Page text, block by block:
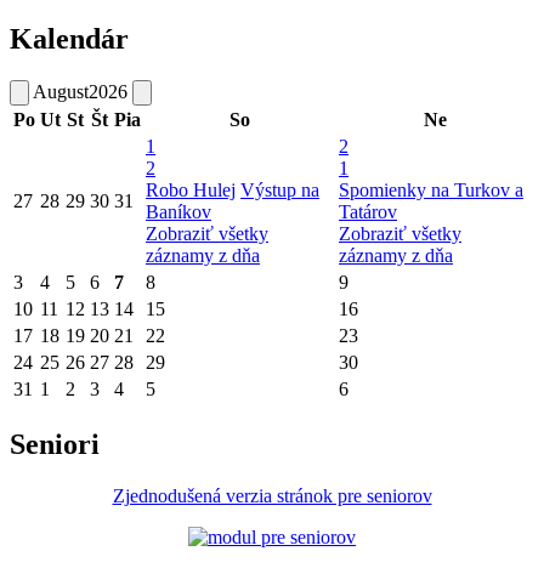
Kalendár
August2026
Po Ut St Št Pia So Ne
27 28 29 30 31
1
2
Robo Hulej Výstup na
Baníkov
Zobraziť všetky
záznamy z dňa
2
1
Spomienky na Turkov a
Tatárov
Zobraziť všetky
záznamy z dňa
3
4 5 6 7 8
9
10 11 12 13 14 15
16
17 18 19 20 21 22
23
24 25 26 27 28 29
30
31 1 2 3 4 5 6
Seniori
Zjednodušená verzia stránok pre seniorov